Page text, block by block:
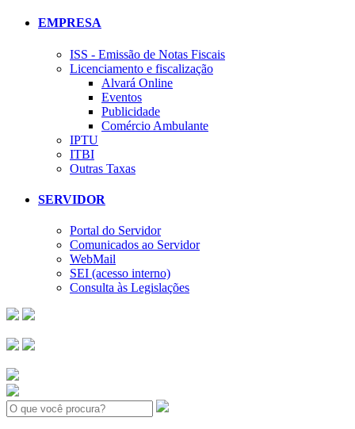
EMPRESA
ISS - Emissão de Notas Fiscais
Licenciamento e fiscalização
Alvará Online
Eventos
Publicidade
Comércio Ambulante
IPTU
ITBI
Outras Taxas
SERVIDOR
Portal do Servidor
Comunicados ao Servidor
WebMail
SEI (acesso interno)
Consulta às Legislações
Search: